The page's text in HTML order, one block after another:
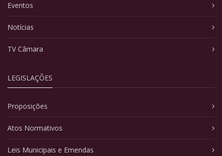
Eventos
Notícias
TV Câmara
LEGISLAÇÕES
Proposições
Atos Normativos
Leis Municipais e Emendas